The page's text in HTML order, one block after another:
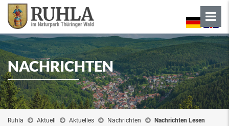
NACHRICHTEN
Ruhla Aktuell Aktuelles Nachrichten Nachrichten Lesen